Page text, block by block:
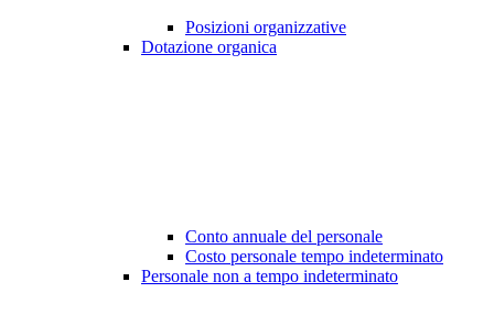
Posizioni organizzative
Dotazione organica
Conto annuale del personale
Costo personale tempo indeterminato
Personale non a tempo indeterminato